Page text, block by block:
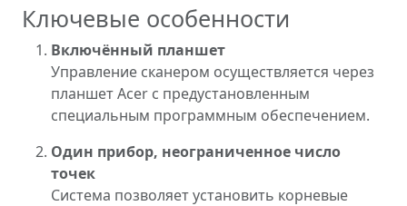
Ключевые особенности
Включённый планшет
Управление сканером осуществляется через
планшет Acer с предустановленным
специальным программным обеспечением.
Один прибор, неограниченное число
точек
Система позволяет установить корневые